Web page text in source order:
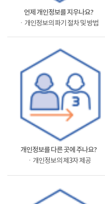
언제 개인정보를 지우나요?
ㆍ개인정보의 파기 절차 및 방법
개인정보를 다른 곳에 주나요?
ㆍ개인정보의 제3자 제공